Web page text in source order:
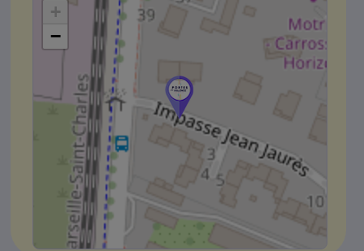
+
−